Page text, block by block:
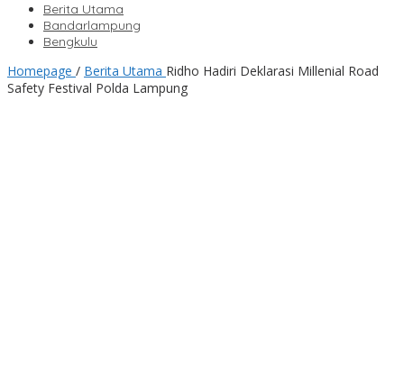
Berita Utama
Bandarlampung
Bengkulu
Homepage / Berita Utama Ridho Hadiri Deklarasi Millenial Road
Safety Festival Polda Lampung